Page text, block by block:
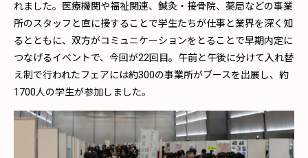
れました。医療機関や福祉関連、鍼灸・接骨院、薬局などの事業
所のスタッフと直に接することで学生たちが仕事と業界を深く知
るとともに、双方がコミュニケーションをとることで早期内定に
つなげるイベントで、今回が22回目。午前と午後に分けて入れ替
え制で行われたフェアには約300の事業所がブースを出展し、約
1700人の学生が参加しました。